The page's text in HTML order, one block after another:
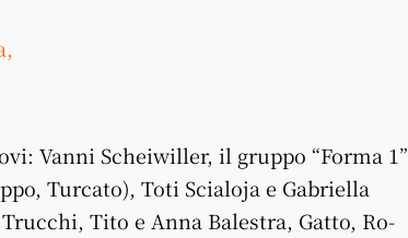
Vanni Schei­willer, il gruppo “Forma 1”
Turcato), Toti Scialoja e Gabriella
Tito e Anna Balestra, Gatto, Ro­